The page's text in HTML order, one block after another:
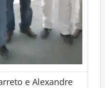
e Alexandre